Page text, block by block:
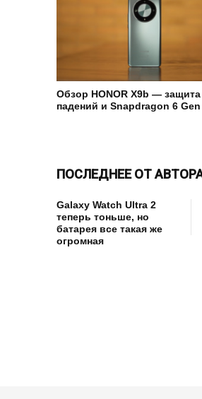
Обзор HONOR X9b — защита
падений и Snapdragon 6 Gen
ПОСЛЕДНЕЕ ОТ
Galaxy Watch Ultra 2
теперь тоньше, но
батарея все такая же
огромная